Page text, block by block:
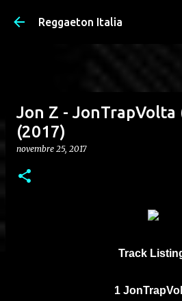
Passa ai contenuti
Reggaeton Italia
Jon Z - JonTrapVolta
(2017)
novembre 25, 2017
Track
1